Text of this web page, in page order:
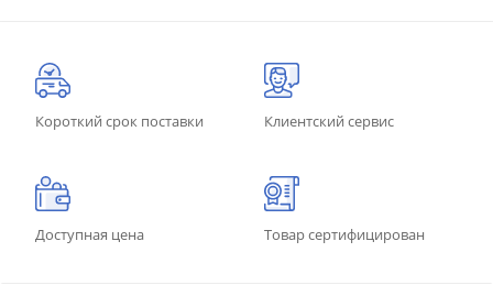
Короткий срок поставки Клиентский сервис
Доступная цена Товар сертифицирован